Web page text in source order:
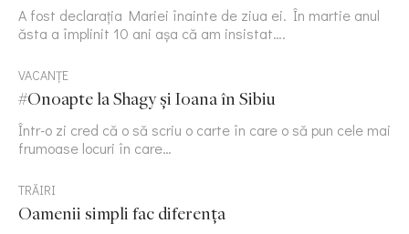
A fost declarația Mariei înainte de ziua ei. În martie anul
ăsta a împlinit 10 ani așa că am insistat….
VACANȚE
#Onoapte la Shagy și Ioana în Sibiu
Într-o zi cred că o să scriu o carte în care o să pun cele mai
frumoase locuri în care…
TRĂIRI
Oamenii simpli fac diferența